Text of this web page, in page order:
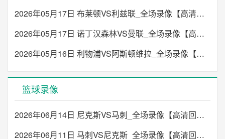
2026年05月17日 布莱顿VS利兹联_全场录像【高清回放】
2026年05月17日 诺丁汉森林VS曼联_全场录像【高清回放】
2026年05月16日 利物浦VS阿斯顿维拉_全场录像【高清回放】
篮球录像
2026年06月14日 尼克斯VS马刺_全场录像【高清回放】
2026年06月11日 马刺VS尼克斯_全场录像【高清回放】